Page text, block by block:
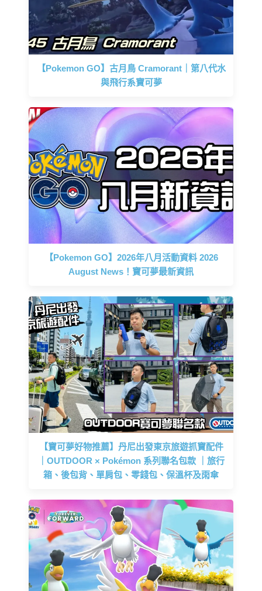
【Pokemon GO】古月鳥 Cramorant｜第八代水
與飛行系寶可夢
【Pokemon GO】2026年八月活動資料 2026
August News！寶可夢最新資訊
【寶可夢好物推薦】丹尼出發東京旅遊抓寶配件
｜OUTDOOR × Pokémon 系列聯名包款 ｜旅行
箱、後包背、單肩包、零錢包、保溫杯及雨傘